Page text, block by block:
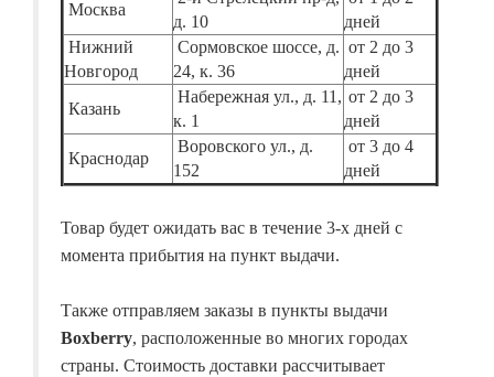
Москва
д. 10
дней
Нижний
Новгород
Сормовское шоссе, д.
24, к. 36
от 2 до 3
дней
Казань
Набережная ул., д. 11,
к. 1
от 2 до 3
дней
Краснодар
Воровского ул., д.
152
от 3 до 4
дней
Товар будет ожидать вас в течение 3-х дней с
момента прибытия на пункт выдачи.
Также отправляем заказы в пункты выдачи
Boxberry, расположенные во многих городах
страны. Стоимость доставки рассчитывает